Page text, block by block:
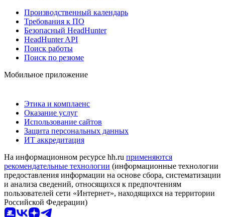
Производственный календарь
Требования к ПО
Безопасный HeadHunter
HeadHunter API
Поиск работы
Поиск по резюме
Мобильное приложение
Этика и комплаенс
Оказание услуг
Использование сайтов
Защита персональных данных
ИТ аккредитация
На информационном ресурсе hh.ru применяются
рекомендательные технологии (информационные технологии
предоставления информации на основе сбора, систематизации
и анализа сведений, относящихся к предпочтениям
пользователей сети «Интернет», находящихся на территории
Российской Федерации)